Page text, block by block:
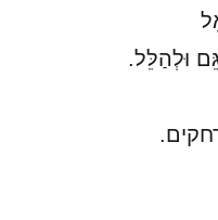
וּלְהַלֵּל.